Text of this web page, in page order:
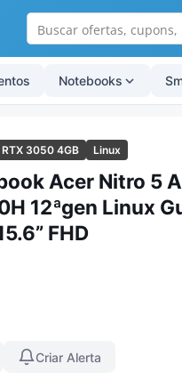
Notebooks
RTX 3050 4GB Linux
Acer Nitro 5
12ªgen Linux
FHD
Criar Alerta